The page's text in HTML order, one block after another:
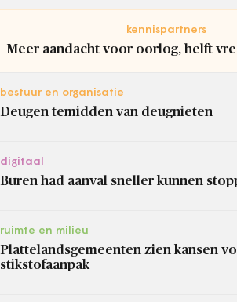
kennispartners
Meer aandacht voor oorlog, helft
bestuur en organisatie
Deugen temidden van deugnieten
digitaal
Buren had aanval sneller kunnen
ruimte en milieu
Plattelandsgemeenten zien kansen
stikstofaanpak